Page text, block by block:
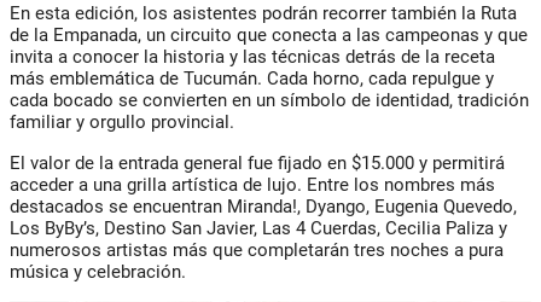
En esta edición, los asistentes podrán recorrer también la Ruta
de la Empanada, un circuito que conecta a las campeonas y que
invita a conocer la historia y las técnicas detrás de la receta
más emblemática de Tucumán. Cada horno, cada repulgue y
cada bocado se convierten en un símbolo de identidad, tradición
familiar y orgullo provincial.
El valor de la entrada general fue fijado en $15.000 y permitirá
acceder a una grilla artística de lujo. Entre los nombres más
destacados se encuentran Miranda!, Dyango, Eugenia Quevedo,
Los ByBy’s, Destino San Javier, Las 4 Cuerdas, Cecilia Paliza y
numerosos artistas más que completarán tres noches a pura
música y celebración.